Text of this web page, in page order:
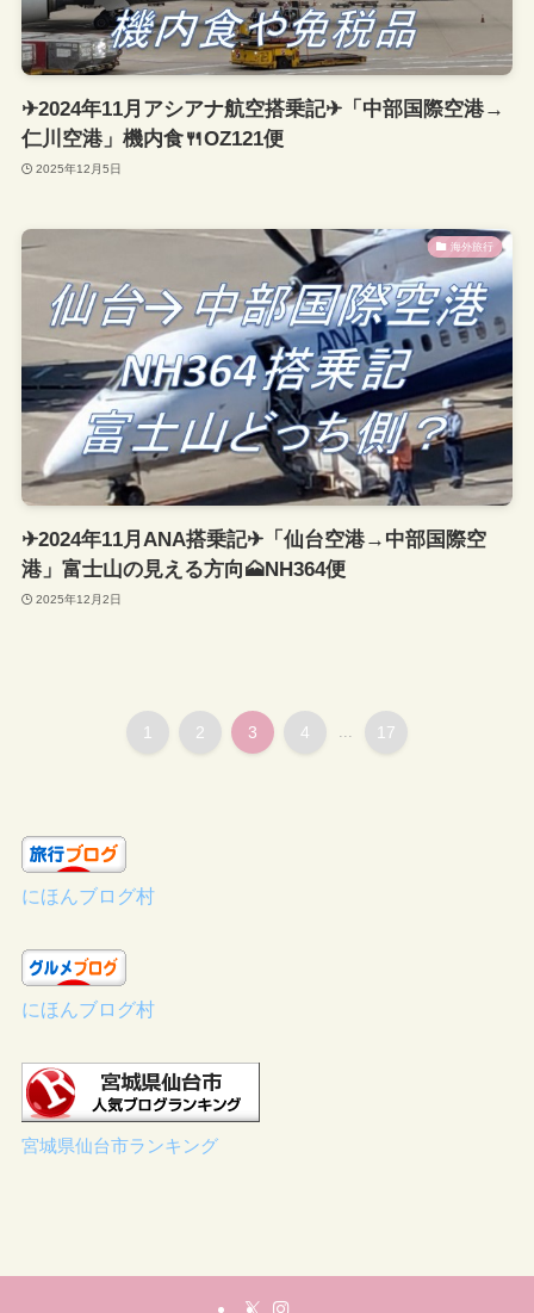
✈2024年11月アシアナ航空搭乗記✈「中部国際空港→
仁川空港」機内食🍴OZ121便
2025年12月5日
海外旅行
✈2024年11月ANA搭乗記✈「仙台空港→中部国際空
港」富士山の見える方向🗻NH364便
2025年12月2日
1 2 3 4 ... 17
にほんブログ村
にほんブログ村
宮城県仙台市ランキング